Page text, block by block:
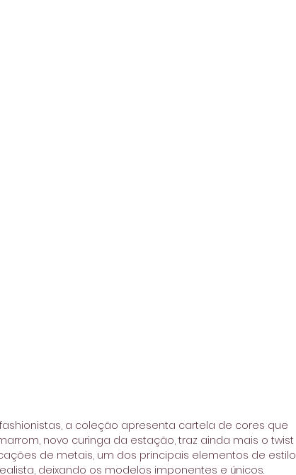
a coleção apresenta cartela de cores que
novo curinga da estação, traz ainda mais o twist
de metais, um dos principais elementos de estilo
deixando os modelos imponentes e únicos.